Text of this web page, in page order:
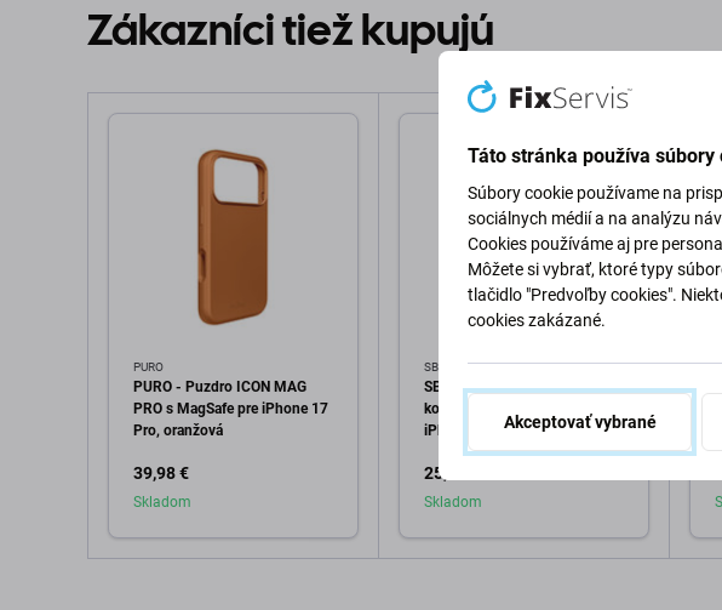
Zákazníci tiež kupujú
PURO
PURO - Puzdro ICON MAG
PRO s MagSafe pre iPhone 17
Pro, oranžová
39,98 €
Skladom
SBS
SBS - Puzdro Instinct Mag
kompatibilné s MagSafe pre
iPhone 17 Pro, čierna
25,98 €
Skladom
Táto stránka používa súbory
Súbory cookie používame na
sociálnych médií a na analýzu
Cookies používáme aj pre
Môžete si vybrať, ktoré typy
tlačidlo "Predvoľby cookies".
cookies zakázané.
Akceptovať vybrané